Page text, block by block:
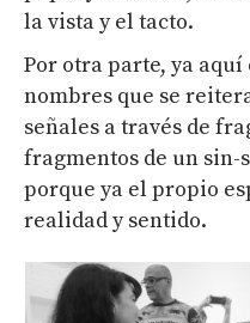
la vista y el tacto.
Por otra parte, ya
nombres que se
señales a través de
fragmentos de un sin-
porque ya el propio
realidad y sentido.